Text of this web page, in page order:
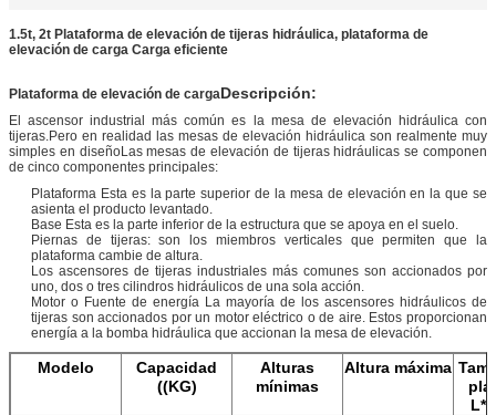
1.5t, 2t Plataforma de elevación de tijeras hidráulica, plataforma de
elevación de carga Carga eficiente
Plataforma de elevación de cargaDescripción:
El ascensor industrial más común es la mesa de elevación hidráulica con
tijeras.Pero en realidad las mesas de elevación hidráulica son realmente muy
simples en diseñoLas mesas de elevación de tijeras hidráulicas se componen
de cinco componentes principales:
Plataforma Esta es la parte superior de la mesa de elevación en la que se
asienta el producto levantado.
Base Esta es la parte inferior de la estructura que se apoya en el suelo.
Piernas de tijeras: son los miembros verticales que permiten que la
plataforma cambie de altura.
Los ascensores de tijeras industriales más comunes son accionados por
uno, dos o tres cilindros hidráulicos de una sola acción.
Motor o Fuente de energía La mayoría de los ascensores hidráulicos de
tijeras son accionados por un motor eléctrico o de aire. Estos proporcionan
energía a la bomba hidráulica que accionan la mesa de elevación.
Modelo
Capacidad
((KG)
Alturas
mínimas
Altura máxima